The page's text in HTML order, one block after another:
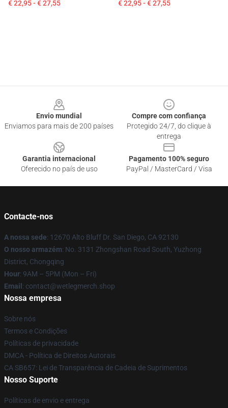
€ 22,95 - € 27,55 € 22,95 - € 27,55
Envio mundial
Enviamos para mais de 200 países
Compre com confiança
Protegido 24/7, do clique à
entrega
Garantia internacional
Oferecido no país de uso
Pagamento 100% seguro
PayPal / MasterCard / Visa
Contacte-nos
A nossa sede: 12670 Alto Bluff Dr. San Diego, CA 92130
O nosso armazém: No. 3131 Zhongshan Road South, Yuzhong
District, Chongqing
Hour: 9AM – 5PM (Mon – Fri)
Email : contact@wetlegmerch.shop
Nossa empresa
Sobre nós
Termos e Condições
Políticas de privacidade
DMCA - Política de Direitos Autorais
CA SB657: Lei de Transparência de Cadeia de Suprimentos
Nosso Suporte
Políticas de envio e entrega